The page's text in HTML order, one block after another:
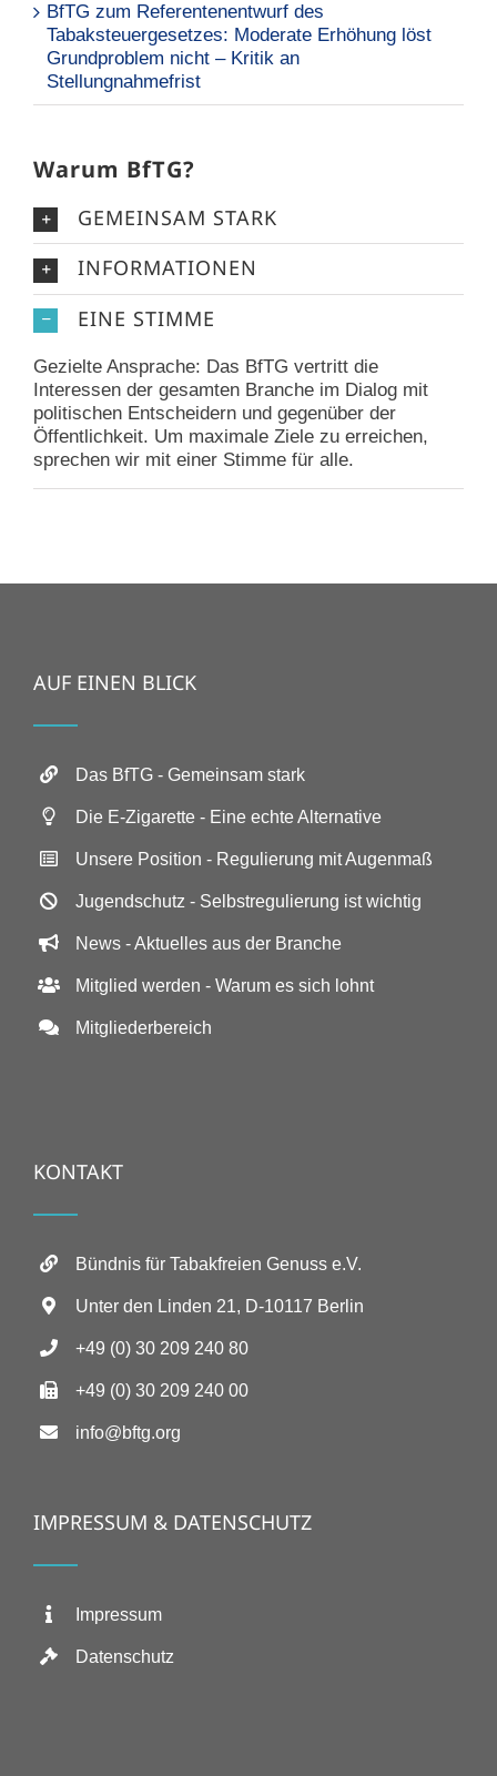
BfTG zum Referentenentwurf des
Tabaksteuergesetzes: Moderate Erhöhung löst
Grundproblem nicht – Kritik an
Stellungnahmefrist
Warum BfTG?
GEMEINSAM STARK
INFORMATIONEN
EINE STIMME
Gezielte Ansprache: Das BfTG vertritt die
Interessen der gesamten Branche im Dialog mit
politischen Entscheidern und gegenüber der
Öffentlichkeit. Um maximale Ziele zu erreichen,
sprechen wir mit einer Stimme für alle.
AUF EINEN BLICK
Das BfTG - Gemeinsam stark
Die E-Zigarette - Eine echte Alternative
Unsere Position - Regulierung mit Augenmaß
Jugendschutz - Selbstregulierung ist wichtig
News - Aktuelles aus der Branche
Mitglied werden - Warum es sich lohnt
Mitgliederbereich
KONTAKT
Bündnis für Tabakfreien Genuss e.V.
Unter den Linden 21, D-10117 Berlin
+49 (0) 30 209 240 80
+49 (0) 30 209 240 00
info@bftg.org
IMPRESSUM & DATENSCHUTZ
Impressum
Datenschutz